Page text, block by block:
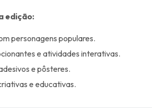
edição:
personagens populares.
e atividades interativas.
e pôsteres.
e educativas.